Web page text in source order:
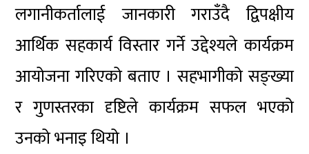
लगानीकर्तालाई जानकारी गराउँदै द्विपक्षीय
आर्थिक सहकार्य विस्तार गर्ने उद्देश्यले कार्यक्रम
आयोजना गरिएको बताए । सहभागीको सङ्ख्या
र गुणस्तरका दृष्टिले कार्यक्रम सफल भएको
उनको भनाइ थियो ।